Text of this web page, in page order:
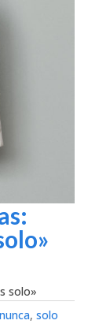
solo»
nunca, solo